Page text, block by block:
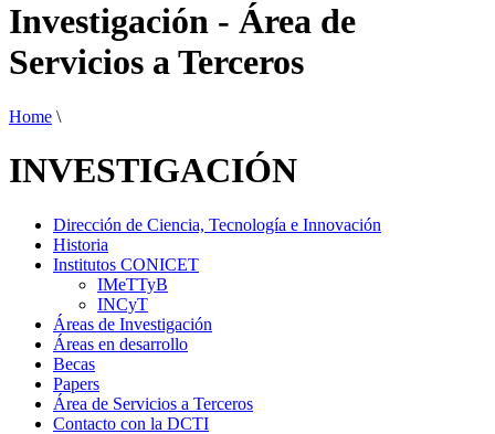
Investigación - Área de
Servicios a Terceros
Home \
INVESTIGACIÓN
Dirección de Ciencia, Tecnología e Innovación
Historia
Institutos CONICET
IMeTTyB
INCyT
Áreas de Investigación
Áreas en desarrollo
Becas
Papers
Área de Servicios a Terceros
Contacto con la DCTI